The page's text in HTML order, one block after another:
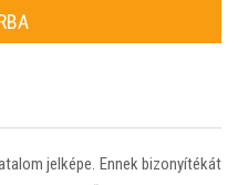
jelképe. Ennek bizonyítékát